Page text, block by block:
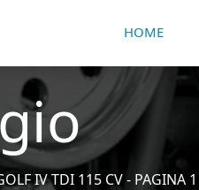
HOME
IV TDI 115 CV - PAGINA 1